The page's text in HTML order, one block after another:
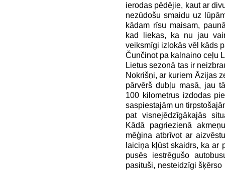
ierodas pēdējie, kaut ar
nezūdošu smaidu uz
kādam rīsu maisam,
kad liekas, ka nu jau
veiksmīgi izlokās vēl kāds
Čunčinot pa kalnaino ceļu
Lietus sezonā tas ir
Nokrišņi, ar kuriem Āzijas
pārvērš dubļu masā, jau
100 kilometrus izdodas
saspiestajām un
pat visnejēdzīgākajās
Kādā pagriezienā
mēģina atbrīvot ar
laiciņa kļūst skaidrs, ka ar
pusēs iestrēgušo
pasituši, nesteidzīgi